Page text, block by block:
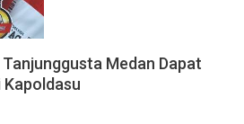
Medan Dapat
Kapoldasu